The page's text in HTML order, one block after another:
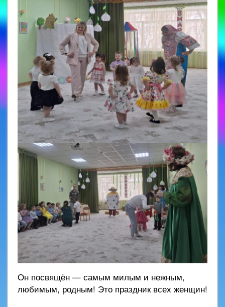
Он посвящён — самым милым и нежным,
любимым, родным! Это праздник всех женщин!